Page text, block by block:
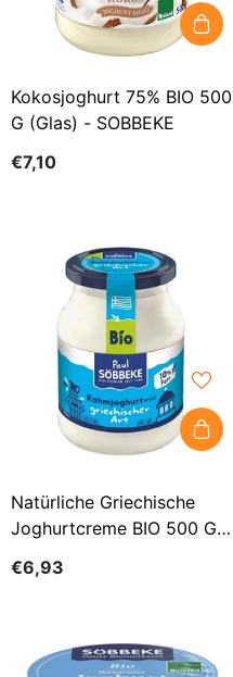
Kokosjoghurt 75% BIO 500
G (Glas) - SOBBEKE
€7,10
Natürliche Griechische
Joghurtcreme BIO 500 G
€6,93